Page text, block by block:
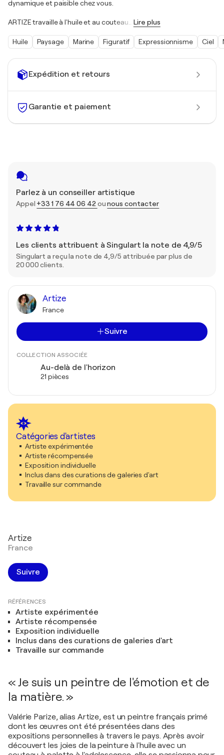
Expédition et retours
Garantie et paiement
Parlez à un conseiller artistique
Appel +33 1 76 44 06 42 ounous contacter
Les clients attribuent à Singulart la note de 4,9/5
Singulart a reçu la note de 4,9/5 attribuée par plus de
20 000 clients.
Artize
France
Suivre
COLLECTION ASSOCIÉE
Au-delà de l'horizon
21 pièces
Catégories d'artistes
Artiste expérimentée
Artiste récompensée
Exposition individuelle
Inclus dans des curations de galeries d'art
Travaille sur commande
dynamique et paisible chez vous.
ARTIZE travaille à l'huile et au couteau Lire plus
Huile Paysage Marine Figuratif Expressionnisme Ciel
Artize
France
Suivre
RÉFÉRENCES
Artiste expérimentée
Artiste récompensée
Exposition individuelle
Inclus dans des curations de galeries d'art
Travaille sur commande
« Je suis un peintre de l'émotion et de
la matière. »
Valérie Parize, alias Artize, est un peintre français primé
dont les œuvres ont été présentées dans des
expositions personnelles à travers le pays. Après avoir
découvert les joies de la peinture à l'huile avec un